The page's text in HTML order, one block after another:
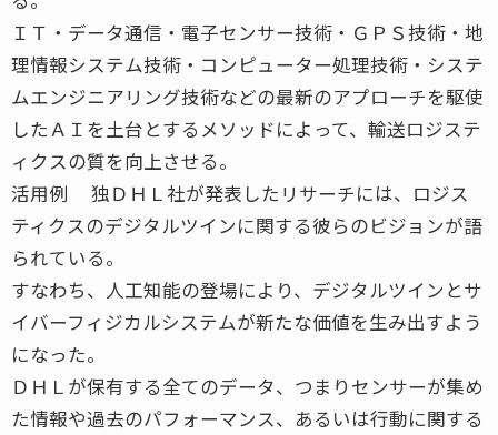
ＩＴ・データ通信・電子センサー技術・ＧＰＳ技術・地
理情報システム技術・コンピューター処理技術・システ
ムエンジニアリング技術などの最新のアプローチを駆使
したＡＩを土台とするメソッドによって、輸送ロジステ
ィクスの質を向上させる。
活用例 独ＤＨＬ社が発表したリサーチには、ロジス
ティクスのデジタルツインに関する彼らのビジョンが語
られている。
すなわち、人工知能の登場により、デジタルツインとサ
イバーフィジカルシステムが新たな価値を生み出すよう
になった。
ＤＨＬが保有する全てのデータ、つまりセンサーが集め
た情報や過去のパフォーマンス、あるいは行動に関する